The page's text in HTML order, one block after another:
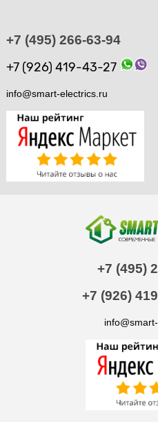
+7 (495) 266-63-94
+7 (926) 419-43-27
info@smart-electrics.ru
+7 (495)
+7 (926)